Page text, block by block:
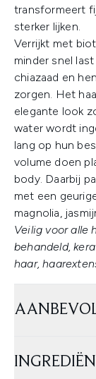
transformeert
sterker lijken.
Verrijkt met
minder snel
chiazaad en
zorgen. Het
elegante look
water wordt
lang op hun
volume doen
body. Daarbij
met een
magnolia,
Veilig voor alle
behandeld,
haar,